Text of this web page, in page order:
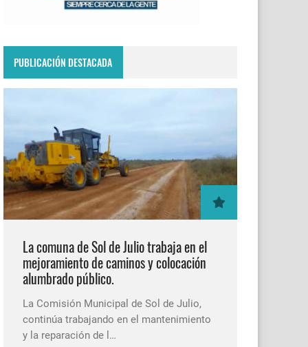
PUBLICACIÓN DESTACADA
La comuna de Sol de Julio trabaja en el
mejoramiento de caminos y colocación
alumbrado público.
La Comisión Municipal de Sol de Julio,
continúa trabajando en el mantenimiento
y la reparación de l…